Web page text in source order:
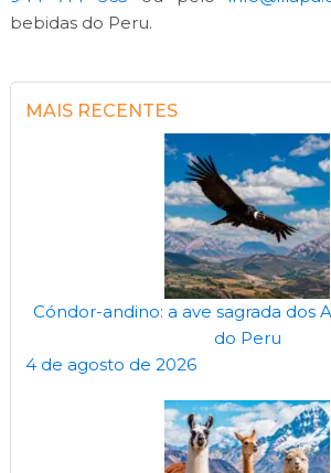
bebidas do Peru.
MAIS RECENTES
Cóndor-andino: a ave sagrada dos
do Peru
4 de agosto de 2026